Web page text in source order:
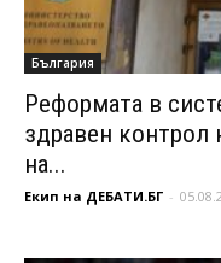
България
Реформата в
здравен контрол
на...
Екип на ДЕБАТИ.БГ -